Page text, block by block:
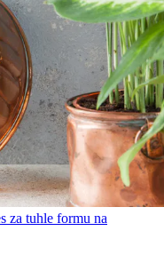
za tuhle formu na